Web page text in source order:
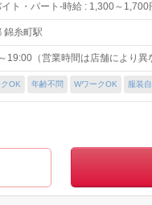
ト・パート-時給 : 1,300～ 1,700
錦糸町駅
19:00（営業時間は店舗により
OK 年齢不問 WワークOK 服装